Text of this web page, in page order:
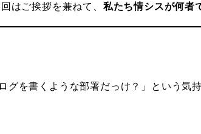
はご挨拶を兼ねて、 私たち情シスが何者
を書くような部署だっけ？」という気